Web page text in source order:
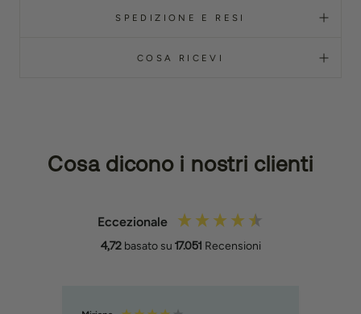
SPEDIZIONE E RESI
COSA RICEVI
Cosa dicono i nostri clienti
Eccezionale
4,72 basato su 17.051 Recensioni